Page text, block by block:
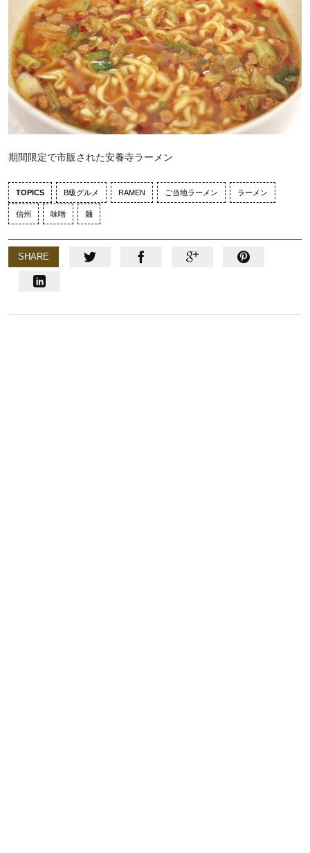
期間限定で市販された安養寺ラーメン
TOPICS B級グルメ RAMEN ご当地ラーメン ラーメン
信州 味噌 麺
SHARE